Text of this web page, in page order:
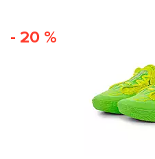
- 20 %